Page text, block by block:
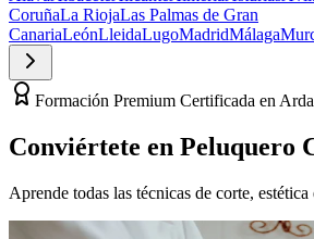
CoruñaLa RiojaLas Palmas de Gran
CanariaLeónLleidaLugoMadridMálaga
Formación Premium Certificada en
Conviértete en Peluquero
Aprende todas las técnicas de corte,